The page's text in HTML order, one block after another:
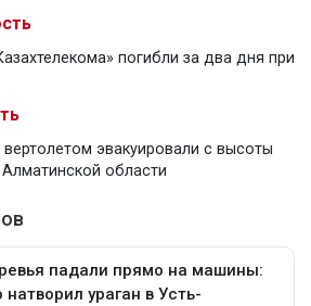
погибли за два дня при
вертолетом эвакуировали с высоты
области